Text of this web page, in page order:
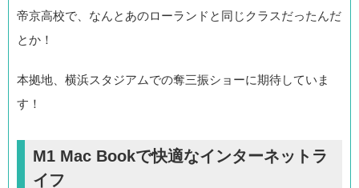
帝京高校で、なんとあのローランドと同じクラスだったんだ
とか！
本拠地、横浜スタジアムでの奪三振ショーに期待していま
す！
M1 Mac Bookで快適なインターネットラ
イフ